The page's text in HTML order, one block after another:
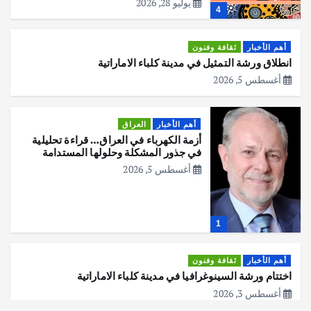
4
أهم الأخبار ثقافة وفنون
انطلاق ورشة التمثيل في مدينة كلباء الاماراتية
أغسطس 5, 2026
1
أهم الأخبار العراق
أزمة الكهرباء في العراق… قراءة تحليلية
في جذور المشكلة وحلولها المستدامة
أغسطس 5, 2026
أهم الأخبار ثقافة وفنون
اختتام ورشة السينوغرافيا في مدينة كلباء الاماراتية
أغسطس 3, 2026